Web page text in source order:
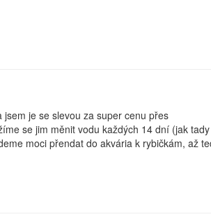
je se slevou za super cenu přes
se jim měnit vodu každých 14 dní (jak tady
moci přendat do akvária k rybičkám, až